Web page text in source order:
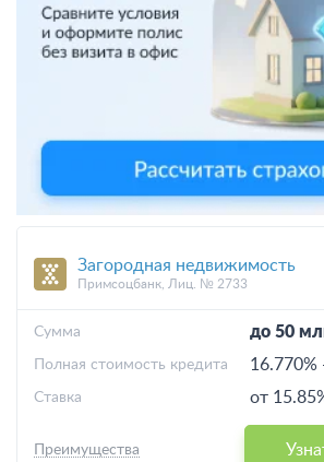
Загородная недвижимость
Примсоцбанк, Лиц. № 2733
до 50
Cумма
16.770%
Полная стоимость кредита
от
Ставка
Преимущества